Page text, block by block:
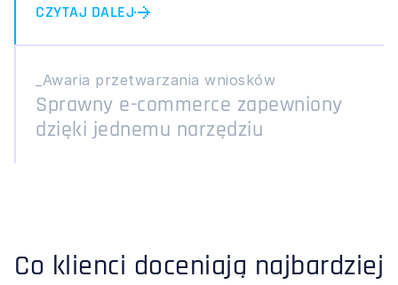
system pocztowy zaczyna zawodzić w sposób
CZYTAJ DALEJ
_Awaria przetwarzania wniosków
Sprawny e-commerce zapewniony
dzięki jednemu narzędziu
Co klienci doceniają najbardziej